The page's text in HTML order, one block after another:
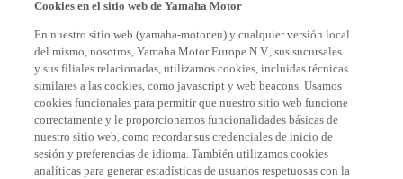
Cookies en el sitio web de Yamaha Motor
En nuestro sitio web (yamaha-motor.eu) y cualquier versión local
del mismo, nosotros, Yamaha Motor Europe N.V., sus sucursales
y sus filiales relacionadas, utilizamos cookies, incluidas técnicas
similares a las cookies, como javascript y web beacons. Usamos
cookies funcionales para permitir que nuestro sitio web funcione
correctamente y le proporcionamos funcionalidades básicas de
nuestro sitio web, como recordar sus credenciales de inicio de
sesión y preferencias de idioma. También utilizamos cookies
analíticas para generar estadísticas de usuarios respetuosas con la